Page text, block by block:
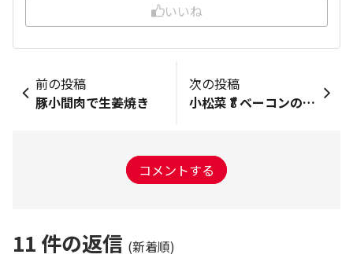
いいね
前の投稿
豚小間肉で生姜焼き
次の投稿
小松菜🥬ベーコンのパスタ
コメントする
11 件の返信 (新着順)